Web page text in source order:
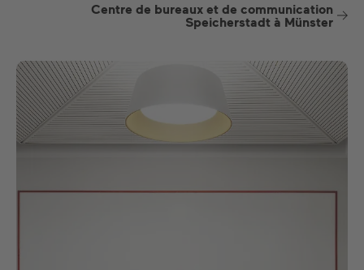
Centre de bureaux et de communication
Speicherstadt à Münster